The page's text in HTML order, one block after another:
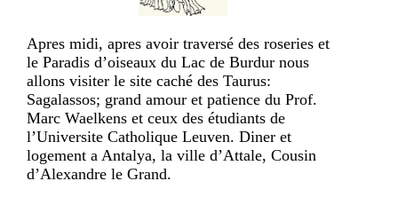
Apres midi, apres avoir traversé des roseries et
le Paradis d’oiseaux du Lac de Burdur nous
allons visiter le site caché des Taurus:
Sagalassos; grand amour et patience du Prof.
Marc Waelkens et ceux des étudiants de
l’Universite Catholique Leuven. Diner et
logement a Antalya, la ville d’Attale, Cousin
d’Alexandre le Grand.